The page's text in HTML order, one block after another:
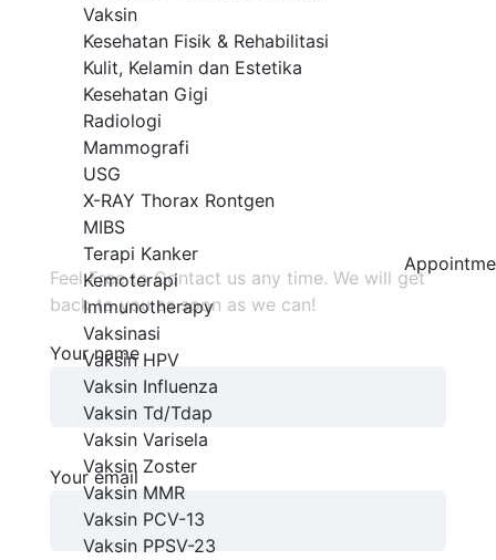
Vaksin
Kesehatan Fisik & Rehabilitasi
Kulit, Kelamin dan Estetika
Kesehatan Gigi
Radiologi
Mammografi
USG
X-RAY Thorax Rontgen
MIBS
Terapi Kanker
Kemoterapi
Immunotherapy
Vaksinasi
Vaksin HPV
Vaksin Influenza
Vaksin Td/Tdap
Vaksin Varisela
Vaksin Zoster
Vaksin MMR
Vaksin PCV-13
Vaksin PPSV-23
Contact Us
Feel Free to Contact us any time. We will get
back to you as soon as we can!
Your name
Your email